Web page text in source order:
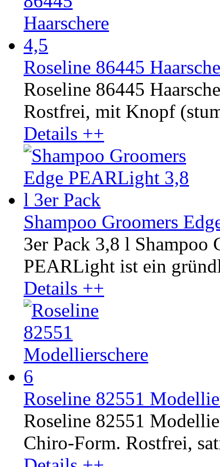
Roseline 86445
Roseline 86445
Rostfrei, mit Knopf
Details ++
Shampoo Groomers
3er Pack 3,8 l Shampoo
PEARLight ist ein
Details ++
Roseline 82551
Roseline 82551
Chiro-Form. Rostfrei,